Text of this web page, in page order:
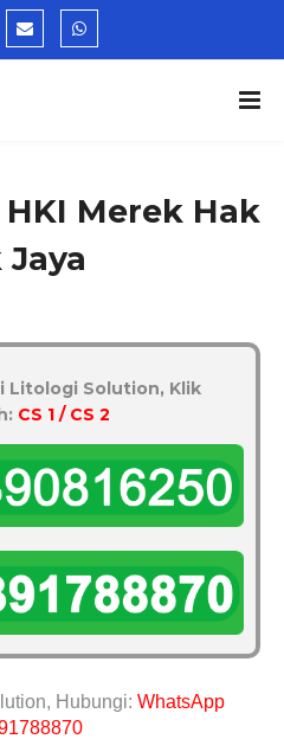
Merek Hak
Litologi Solution, Klik
CS 1 / CS 2
Hubungi: WhatsApp